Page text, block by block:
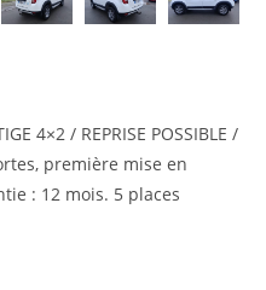
4×2 / REPRISE POSSIBLE /
première mise en
: 12 mois. 5 places